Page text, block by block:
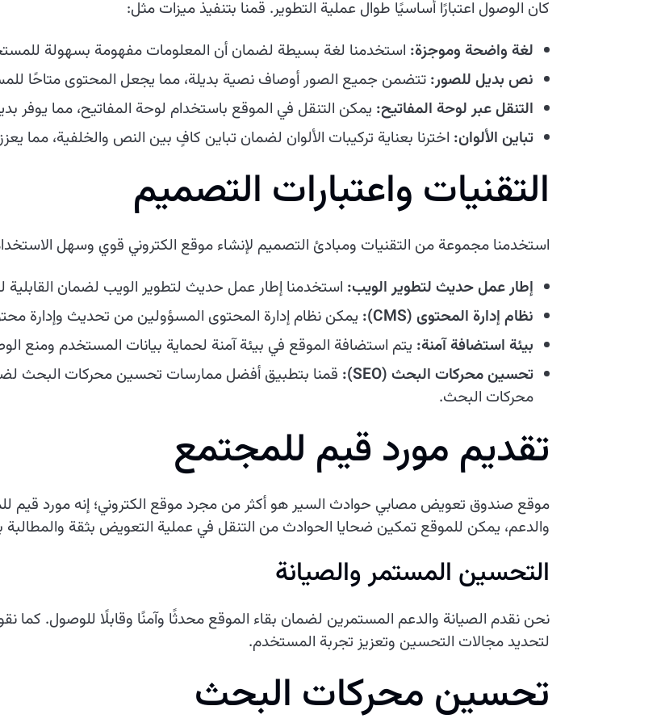
كان الوصول اعتبارًا أساسيًا طوال عملية التطوير. قمنا بتنفيذ ميزات مثل:
لغة واضحة وموجزة: استخدمنا لغة بسيطة لضمان أن المعلومات مفهومة بسهولة
نص بديل للصور: تتضمن جميع الصور أوصاف نصية بديلة، مما يجعل المحتوى متاحًا
التنقل عبر لوحة المفاتيح: يمكن التنقل في الموقع باستخدام لوحة المفاتيح، مما يوفر
تباين الألوان: اخترنا بعناية تركيبات الألوان لضمان تباين كافٍ بين النص والخلفية، مما
التقنيات واعتبارات التصميم
استخدمنا مجموعة من التقنيات ومبادئ التصميم لإنشاء موقع الكتروني قوي وسهل
إطار عمل حديث لتطوير الويب: استخدمنا إطار عمل حديث لتطوير الويب لضمان القابلية
نظام إدارة المحتوى (CMS):
يمكن نظام إدارة المحتوى المسؤولين من تحديث وإدارة
بيئة استضافة آمنة: يتم استضافة الموقع في بيئة آمنة لحماية بيانات المستخدم ومنع
تحسين محركات البحث (SEO):
قمنا بتطبيق أفضل ممارسات تحسين محركات البحث
محركات البحث.
تقديم مورد قيم للمجتمع
موقع صندوق تعويض مصابي حوادث السير هو أكثر من مجرد موقع الكتروني؛ إنه مورد
والدعم، يمكن للموقع تمكين ضحايا الحوادث من التنقل في عملية التعويض بثقة
التحسين المستمر والصيانة
نحن نقدم الصيانة والدعم المستمرين لضمان بقاء الموقع محدثًا وآمنًا وقابلًا للوصول. كما
لتحديد مجالات التحسين وتعزيز تجربة المستخدم.
تحسين محركات البحث